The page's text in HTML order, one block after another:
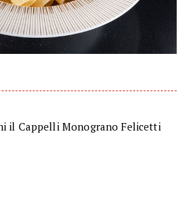
il Cappelli Monograno Felicetti